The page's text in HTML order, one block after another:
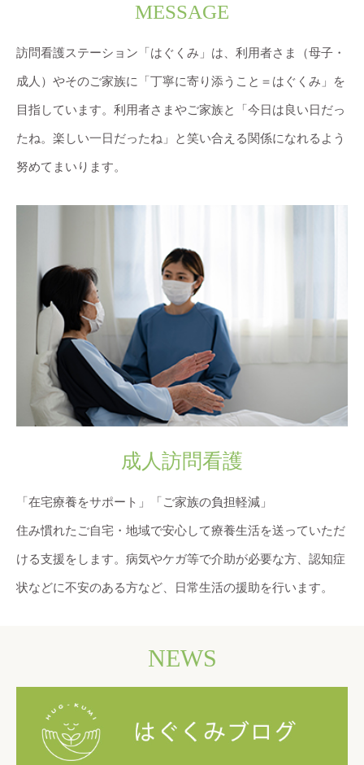
MESSAGE
訪問看護ステーション「はぐくみ」は、利用者さま（母子・
成人）やそのご家族に「丁寧に寄り添うこと＝はぐくみ」を
目指しています。利用者さまやご家族と「今日は良い日だっ
たね。楽しい一日だったね」と笑い合える関係になれるよう
努めてまいります。
成人訪問看護
「在宅療養をサポート」「ご家族の負担軽減」
住み慣れたご自宅・地域で安心して療養生活を送っていただ
ける支援をします。病気やケガ等で介助が必要な方、認知症
状などに不安のある方など、日常生活の援助を行います。
NEWS